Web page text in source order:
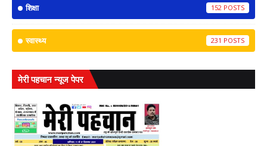
शिक्षा 152
स्वास्थ्य 231
मेरी पहचान न्यूज पेपर